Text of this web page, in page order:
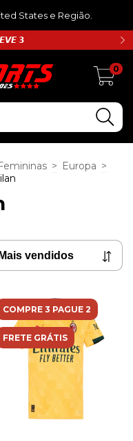
States e Região.
𝟯
0
> Europa >
COMPRE 3 PAGUE 2
FRETE GRÁTIS